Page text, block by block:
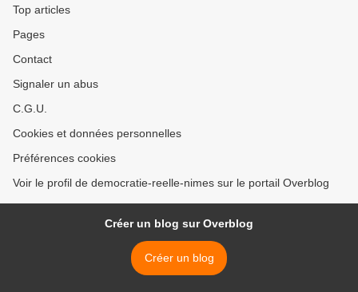
Top articles
Pages
Contact
Signaler un abus
C.G.U.
Cookies et données personnelles
Préférences cookies
Voir le profil de democratie-reelle-nimes sur le portail Overblog
Créer un blog sur Overblog
Créer un blog